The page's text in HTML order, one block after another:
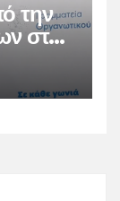
την
στη